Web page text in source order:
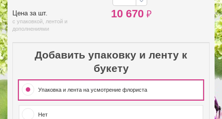
Цена за шт.
с упаковкой, лентой и
дополнениями
10 670 ₽
Добавить упаковку и ленту к
букету
Упаковка и лента на усмотрение флориста
Нет